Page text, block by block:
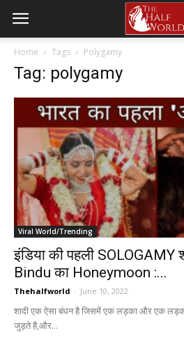
Home Tags Polygamy
Tag: polygamy
Viral World/Trending
इंडिया की पहली
Bindu का Honeymoon :...
Thehalfworld - June 10, 2022
शादी एक ऐसा बंधन है जिसमें एक लड़का और एक लड़की
जुड़ते है,और...